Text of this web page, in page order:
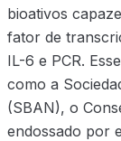
bioativos
fator de
IL-6 e PCR.
como a
(SBAN), o
endossado por